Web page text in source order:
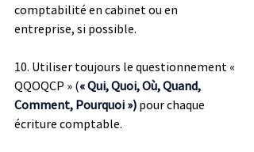
comptabilité en cabinet ou en
entreprise, si possible.
10. Utiliser toujours le questionnement «
QQOQCP » (« Qui, Quoi, Où, Quand,
Comment, Pourquoi ») pour chaque
écriture comptable.